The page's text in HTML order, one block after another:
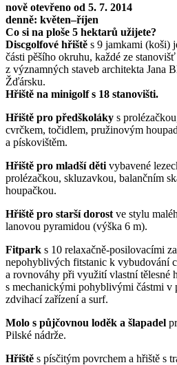
nově otevřeno od 5. 7. 2014
denně: květen–říjen
Co si na ploše 5 hektarů užijete?
Discgolfové hřiště s 9 jamkami (koši)
části pěšího okruhu, každé ze
z významných staveb architekta Jana
Žďársku.
Hřiště na minigolf s 18 stanovišti.
Hřiště pro předškoláky s
cvrčkem, točidlem, pružinovým
a pískovištěm.
Hřiště pro mladší děti vybavené
prolézačkou, skluzavkou, balančním
houpačkou.
Hřiště pro starší dorost ve stylu
lanovou pyramidou (výška 6 m).
Fitpark s 10 relaxačně-posilovacími
nepohyblivých fitstanic k vybudování
a rovnováhy při využití vlastní tělesné
s mechanickými pohyblivými částmi v
zdvihací zařízení a surf.
Molo s půjčovnou loděk a šlapadel
Pilské nádrže.
Hřiště s písčitým povrchem a hřiště s